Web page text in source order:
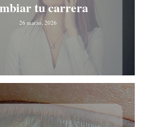
tu carrera
26 marzo, 2026